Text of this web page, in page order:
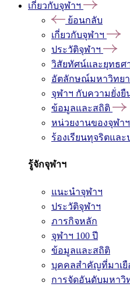
เกี่ยวกับจุฬาฯ
ย้อนกลับ
เกี่ยวกับจุฬาฯ
ประวัติจุฬาฯ
วิสัยทัศน์และยุทธศ
อัตลักษณ์มหาวิทย
จุฬาฯ กับความยั่งยื
ข้อมูลและสถิติ
หน่วยงานของจุฬาฯ
ร้องเรียนทุจริตแล
รู้จักจุฬาฯ
แนะนำจุฬาฯ
ประวัติจุฬาฯ
ภารกิจหลัก
จุฬาฯ 100 ปี
ข้อมูลและสถิติ
บุคคลสำคัญที่มาเยื
การจัดอันดับมหาวิ